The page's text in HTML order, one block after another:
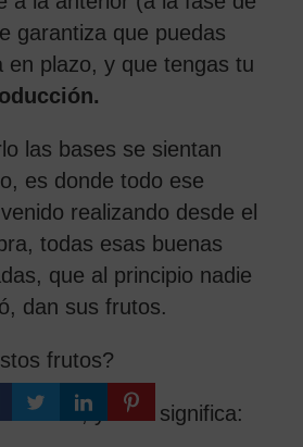
garantiza que puedas
en plazo, y que tengas tu
las bases se sientan
es donde todo ese
realizando desde el
todas esas buenas
que al principio nadie
dan sus frutos.
frutos?
la obra, y esto significa: